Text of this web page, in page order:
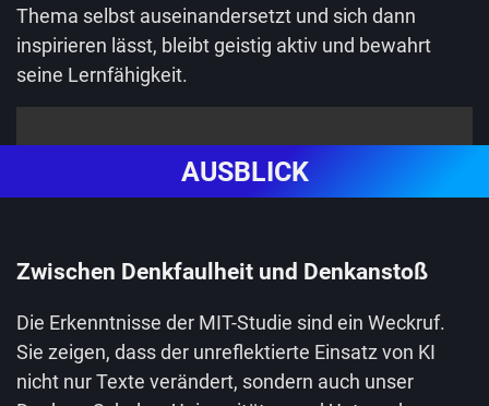
Thema selbst auseinandersetzt und sich dann
inspirieren lässt, bleibt geistig aktiv und bewahrt
seine Lernfähigkeit.
AUSBLICK
Zwischen Denkfaulheit und Denkanstoß
Die Erkenntnisse der MIT-Studie sind ein Weckruf.
Sie zeigen, dass der unreflektierte Einsatz von KI
nicht nur Texte verändert, sondern auch unser